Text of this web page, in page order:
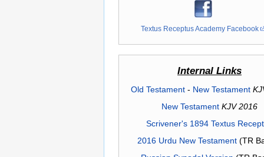
Textus Receptus Academy Facebook
Internal Links
Old Testament- New Testament
New Testament KJV 2016
Scrivener's 1894 Textus
2016 Urdu New Testament(TR